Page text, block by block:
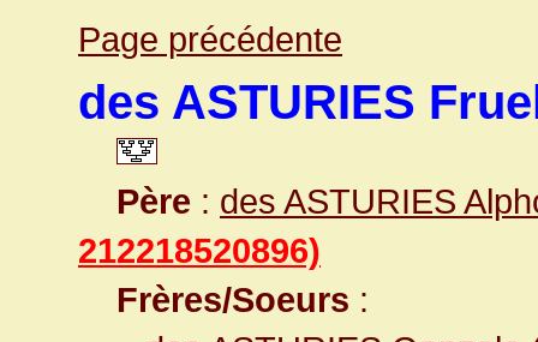
Page précédente
des ASTURIES
Père : des ASTURIES
212218520896)
Frères/Soeurs :